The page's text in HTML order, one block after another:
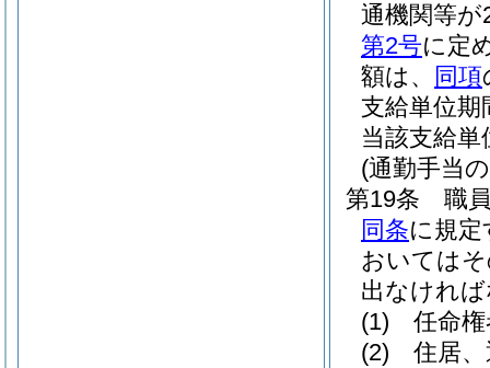
通機関等
第2号に定
額は、
同項
支給単位
当該支給
(通勤手当
第19条
職
同条に規
おいては
出なけれ
(1)
任命
(2)
住居